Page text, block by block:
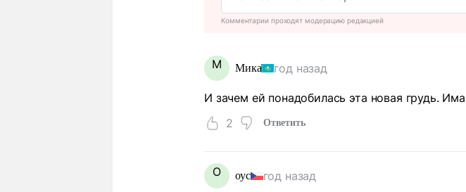
Комментарии проходят модерацию редакцией
М Мика год назад
И зачем ей понадобилась эта новая грудь.
2
Ответить
О оус год назад